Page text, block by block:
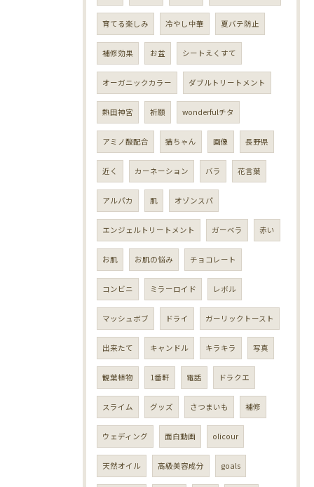
育てる楽しみ 冷やし中華 夏バテ防止
補修効果 お盆 シートえくすて
オーガニックカラー ダブルトリートメント
熱田神宮 祈願 wonderfulチタ
アミノ酸配合 猫ちゃん 画像 長野県
近く カーネーション バラ 花言葉
アルパカ 肌 オゾンスパ
エンジェルトリートメント ガーベラ 赤い
お肌 お肌の悩み チョコレート
コンビニ ミラーロイド レボル
マッシュボブ ドライ ガーリックトースト
出来たて キャンドル キラキラ 写真
観葉植物 1番軒 電話 ドラクエ
スライム グッズ さつまいも 補修
ウェディング 面白動画 olicour
天然オイル 高級美容成分 goals